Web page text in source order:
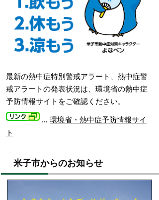
最新の熱中症特別警戒アラート、熱中症警
戒アラートの発表状況は、環境省の熱中症
予防情報サイトをご確認ください。
… 環境省・熱中症予防情報サイ
ト
米子市からのお知らせ